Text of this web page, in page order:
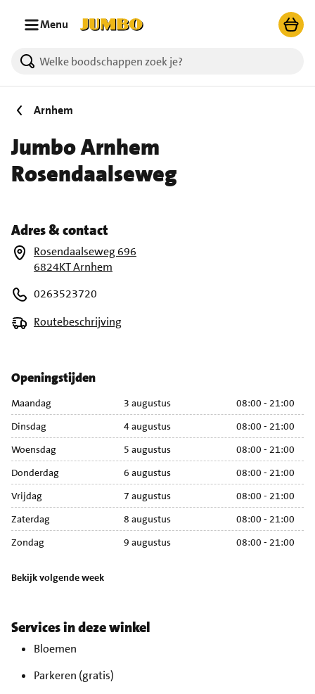
Menu
Arnhem
Jumbo Arnhem
Rosendaalseweg
Adres & contact
Rosendaalseweg 696
6824KT Arnhem
0263523720
Routebeschrijving
Openingstijden
Maandag 3 augustus
08:00 - 21:00
Dinsdag
4 augustus
08:00 - 21:00
Woensdag
5 augustus
08:00 - 21:00
Donderdag
6 augustus
08:00 - 21:00
Vrijdag
7 augustus
08:00 - 21:00
Zaterdag
8 augustus
08:00 - 21:00
Zondag
9 augustus 08:00 - 21:00
Bekijk volgende week
Services in deze winkel
Bloemen
Parkeren (gratis)